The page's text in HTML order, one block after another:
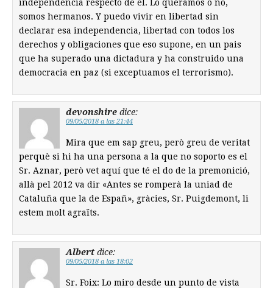
independencia respecto de el. Lo queramos o no,
somos hermanos. Y puedo vivir en libertad sin
declarar esa independencia, libertad con todos los
derechos y obligaciones que eso supone, en un pais
que ha superado una dictadura y ha construido una
democracia en paz (si exceptuamos el terrorismo).
devonshire dice:
09/05/2018 a las 21:44
Mira que em sap greu, però greu de veritat
perquè si hi ha una persona a la que no soporto es el
Sr. Aznar, però vet aquí que té el do de la premonició,
allà pel 2012 va dir «Antes se romperà la uniad de
Cataluña que la de Españ», gràcies, Sr. Puigdemont, li
estem molt agraïts.
Albert dice:
09/05/2018 a las 18:02
Sr. Foix: Lo miro desde un punto de vista